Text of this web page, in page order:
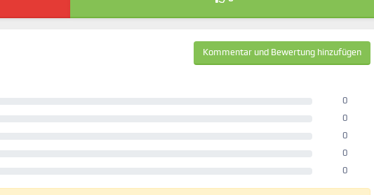
Kommentar und Bewertung hinzufügen
0
0
0
0
0